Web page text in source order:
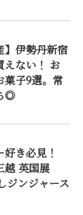
】伊勢丹新宿
えない！ お
菓子9選。常
◎
き必見！
越 英国展
ジンジャース